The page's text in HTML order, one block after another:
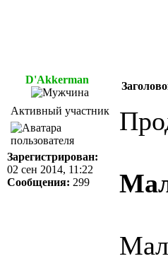
D'Akkerman
Активный участник
Зарегистрирован:
02 сен 2014, 11:22
Сообщения: 299